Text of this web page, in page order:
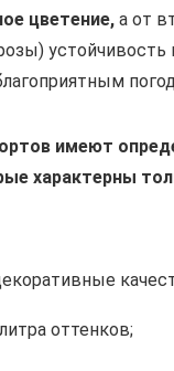
цветение, а от
устойчивость
имеют
характерны
оттенков;